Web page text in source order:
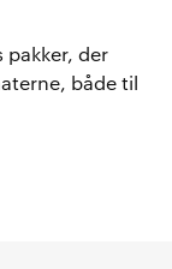
pakker, der
både til